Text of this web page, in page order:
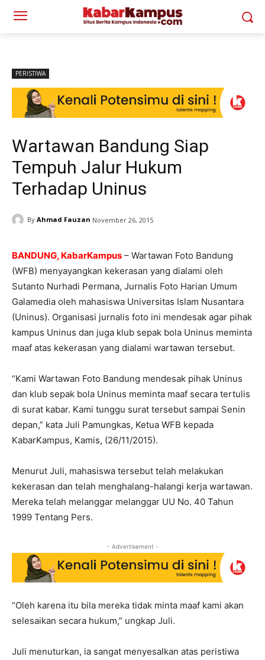
PERISTIWA
Wartawan Bandung Siap
Tempuh Jalur Hukum
Terhadap Uninus
By Ahmad Fauzan November 26, 2015
BANDUNG, KabarKampus – Wartawan Foto Bandung
(WFB) menyayangkan kekerasan yang dialami oleh
Sutanto Nurhadi Permana, Jurnalis Foto Harian Umum
Galamedia oleh mahasiswa Universitas Islam Nusantara
(Uninus). Organisasi jurnalis foto ini mendesak agar pihak
kampus Uninus dan juga klub sepak bola Uninus meminta
maaf atas kekerasan yang dialami wartawan tersebut.
“Kami Wartawan Foto Bandung mendesak pihak Uninus
dan klub sepak bola Uninus meminta maaf secara tertulis
di surat kabar. Kami tunggu surat tersebut sampai Senin
depan,” kata Juli Pamungkas, Ketua WFB kepada
KabarKampus, Kamis, (26/11/2015).
Menurut Juli, mahasiswa tersebut telah melakukan
kekerasan dan telah menghalang-halangi kerja wartawan.
Mereka telah melanggar melanggar UU No. 40 Tahun
1999 Tentang Pers.
- Advertisement -
“Oleh karena itu bila mereka tidak minta maaf kami akan
selesaikan secara hukum,” ungkap Juli.
Juli menuturkan, ia sangat menyesalkan atas peristiwa